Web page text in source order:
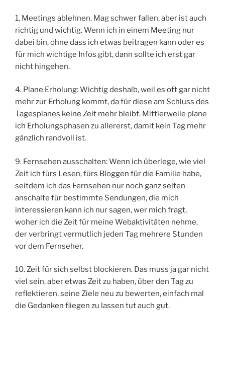
1. Meetings ablehnen. Mag schwer fallen, aber ist auch
richtig und wichtig. Wenn ich in einem Meeting nur
dabei bin, ohne dass ich etwas beitragen kann oder es
für mich wichtige Infos gibt, dann sollte ich erst gar
nicht hingehen.
4. Plane Erholung: Wichtig deshalb, weil es oft gar nicht
mehr zur Erholung kommt, da für diese am Schluss des
Tagesplanes keine Zeit mehr bleibt. Mittlerweile plane
ich Erholungsphasen zu allererst, damit kein Tag mehr
gänzlich randvoll ist.
9. Fernsehen ausschalten: Wenn ich überlege, wie viel
Zeit ich fürs Lesen, fürs Bloggen für die Familie habe,
seitdem ich das Fernsehen nur noch ganz selten
anschalte für bestimmte Sendungen, die mich
interessieren kann ich nur sagen, wer mich fragt,
woher ich die Zeit für meine Webaktivitäten nehme,
der verbringt vermutlich jeden Tag mehrere Stunden
vor dem Fernseher.
10. Zeit für sich selbst blockieren. Das muss ja gar nicht
viel sein, aber etwas Zeit zu haben, über den Tag zu
reflektieren, seine Ziele neu zu bewerten, einfach mal
die Gedanken fliegen zu lassen tut auch gut.